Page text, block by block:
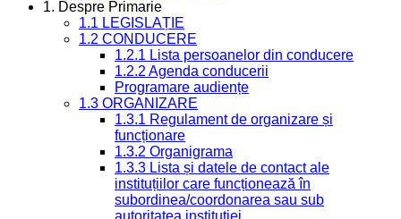
1. Despre Primarie
1.1 LEGISLAȚIE
1.2 CONDUCERE
1.2.1 Lista persoanelor din conducere
1.2.2 Agenda conducerii
Programare audiențe
1.3 ORGANIZARE
1.3.1 Regulament de organizare și
funcționare
1.3.2 Organigrama
1.3.3 Lista și datele de contact ale
instituțiilor care funcționează în
subordinea/coordonarea sau sub
autoritatea instituției